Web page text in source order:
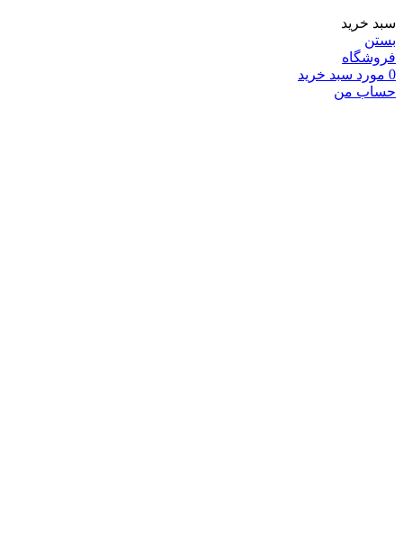
سبد خرید
بستن
فروشگاه
0 مورد سبد خرید
حساب من